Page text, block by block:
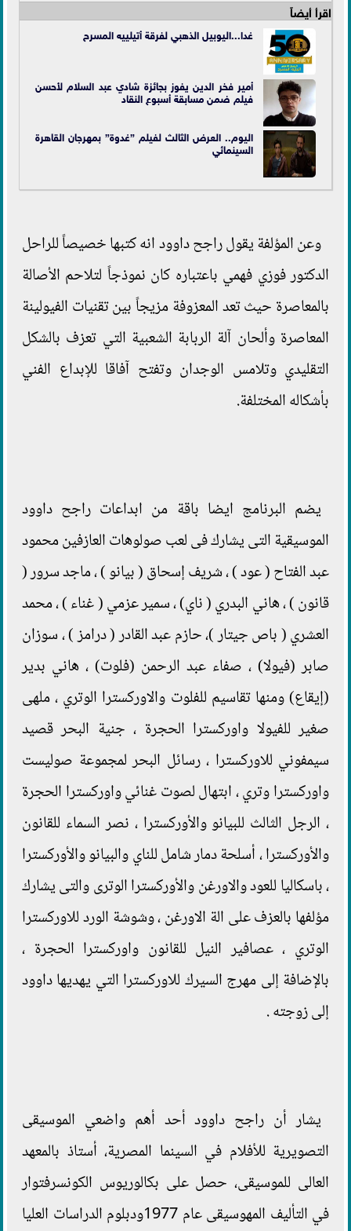
اقرأ أيضاً
غدا...اليوبيل الذهبي لفرقة أتيلييه المسرح
أمير فخر الدين يفوز بجائزة شادي عبد السلام لأحسن
فيلم ضمن مسابقة أسبوع النقاد
اليوم.. العرض الثالث لفيلم ”غدوة” بمهرجان القاهرة
السينمائي
وعن المؤلفة يقول راجح داوود انه كتبها خصيصاً للراحل
الدكتور فوزي فهمي باعتباره كان نموذجاً لتلاحم الأصالة
بالمعاصرة حيث تعد المعزوفة مزيجاً بين تقنيات الفيولينة
المعاصرة وألحان آلة الربابة الشعبية التي تعزف بالشكل
التقليدي وتلامس الوجدان وتفتح آفاقا للإبداع الفني
بأشكاله المختلفة.
يضم البرنامج ايضا باقة من ابداعات راجح داوود
الموسيقية التى يشارك فى لعب صولوهات العازفين محمود
عبد الفتاح ( عود ) ، شريف إسحاق ( بيانو ) ، ماجد سرور (
قانون ) ، هاني البدري ( ناي) ، سمير عزمي ( غناء ) ، محمد
العشري ( باص جيتار )، حازم عبد القادر ( درامز ) ، سوزان
صابر (فيولا) ، صفاء عبد الرحمن (فلوت) ، هاني بدير
(إيقاع) ومنها تقاسيم للفلوت والاوركسترا الوتري ، ملهى
صغير للفيولا واوركسترا الحجرة ، جنية البحر قصيد
سيمفوني للاوركسترا ، رسائل البحر لمجموعة صوليست
واوركسترا وتري ، ابتهال لصوت غنائي واوركسترا الحجرة
، الرجل الثالث للبيانو والأوركسترا ، نصر السماء للقانون
والأوركسترا ، أسلحة دمار شامل للناي والبيانو والأوركسترا
، باسكاليا للعود والاورغن والأوركسترا الوترى والتى يشارك
مؤلفها بالعزف على الة الاورغن ، وشوشة الورد للاوركسترا
الوتري ، عصافير النيل للقانون واوركسترا الحجرة ،
بالإضافة إلى مهرج السيرك للاوركسترا التي يهديها داوود
إلى زوجته .
يشار أن راجح داوود أحد أهم واضعي الموسيقى
التصويرية للأفلام في السينما المصرية، أستاذ بالمعهد
العالى للموسيقى، حصل على بكالوريوس الكونسرفتوار
في التأليف المهوسيقى عام 1977ودبلوم الدراسات العليا